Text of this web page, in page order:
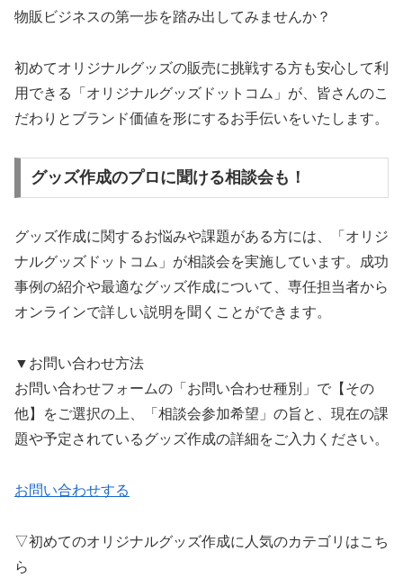
物販ビジネスの第一歩を踏み出してみませんか？
初めてオリジナルグッズの販売に挑戦する方も安心して利
用できる「オリジナルグッズドットコム」が、皆さんのこ
だわりとブランド価値を形にするお手伝いをいたします。
グッズ作成のプロに聞ける相談会も！
グッズ作成に関するお悩みや課題がある方には、「オリジ
ナルグッズドットコム」が相談会を実施しています。成功
事例の紹介や最適なグッズ作成について、専任担当者から
オンラインで詳しい説明を聞くことができます。
▼お問い合わせ方法
お問い合わせフォームの「お問い合わせ種別」で【その
他】をご選択の上、「相談会参加希望」の旨と、現在の課
題や予定されているグッズ作成の詳細をご入力ください。
お問い合わせする
▽初めてのオリジナルグッズ作成に人気のカテゴリはこち
ら